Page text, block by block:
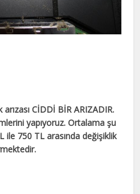
arızası CİDDİ BİR ARIZADIR.
yapıyoruz. Ortalama şu
ile 750 TL arasında değişiklik